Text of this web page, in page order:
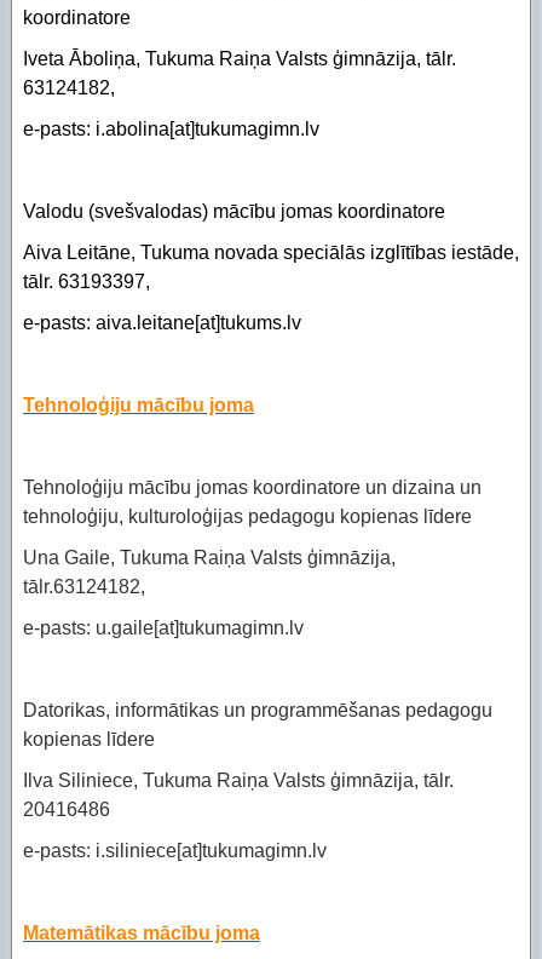
koordinatore
Iveta Āboliņa, Tukuma Raiņa Valsts ģimnāzija, tālr.
63124182,
e-pasts: i.abolina[at]tukumagimn.lv
Valodu (svešvalodas) mācību jomas koordinatore
Aiva Leitāne, Tukuma novada speciālās izglītības iestāde,
tālr. 63193397,
e-pasts: aiva.leitane[at]tukums.lv
Tehnoloģiju mācību joma
Tehnoloģiju mācību jomas koordinatore un dizaina un
tehnoloģiju, kulturoloģijas pedagogu kopienas līdere
Una Gaile, Tukuma Raiņa Valsts ģimnāzija,
tālr.63124182,
e-pasts: u.gaile[at]tukumagimn.lv
Datorikas, informātikas un programmēšanas pedagogu
kopienas līdere
Ilva Siliniece, Tukuma Raiņa Valsts ģimnāzija, tālr.
20416486
e-pasts: i.siliniece[at]tukumagimn.lv
Matemātikas mācību joma